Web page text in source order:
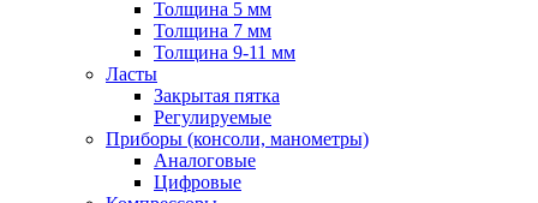
Толщина 5 мм
Толщина 7 мм
Толщина 9-11 мм
Ласты
Закрытая пятка
Регулируемые
Приборы (консоли, манометры)
Аналоговые
Цифровые